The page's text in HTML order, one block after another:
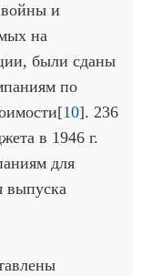
и
на
были сданы
по
10]. 236
в 1946 г.
для
выпуска